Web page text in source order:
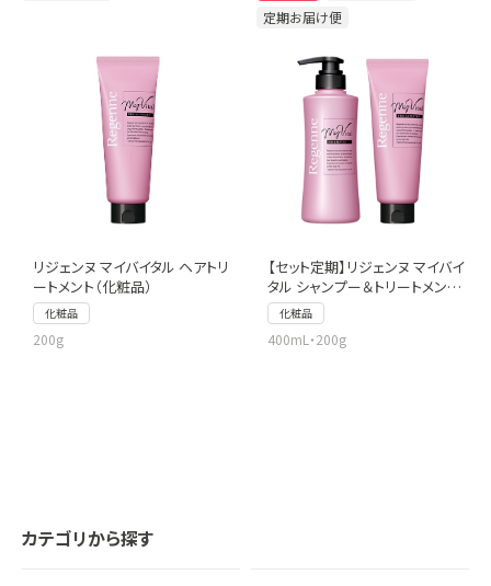
リジェンヌ マイバイタル ヘアトリ
ートメント（化粧品）
化粧品
200g
定期お届け便
【セット定期】リジェンヌ マイバイ
タル シャンプー＆トリートメント
セット
化粧品
400mL・200g
カテゴリから探す